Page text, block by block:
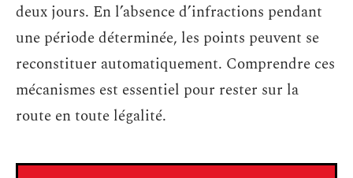
deux jours. En l’absence d’infractions pendant
une période déterminée, les points peuvent se
reconstituer automatiquement. Comprendre ces
mécanismes est essentiel pour rester sur la
route en toute légalité.